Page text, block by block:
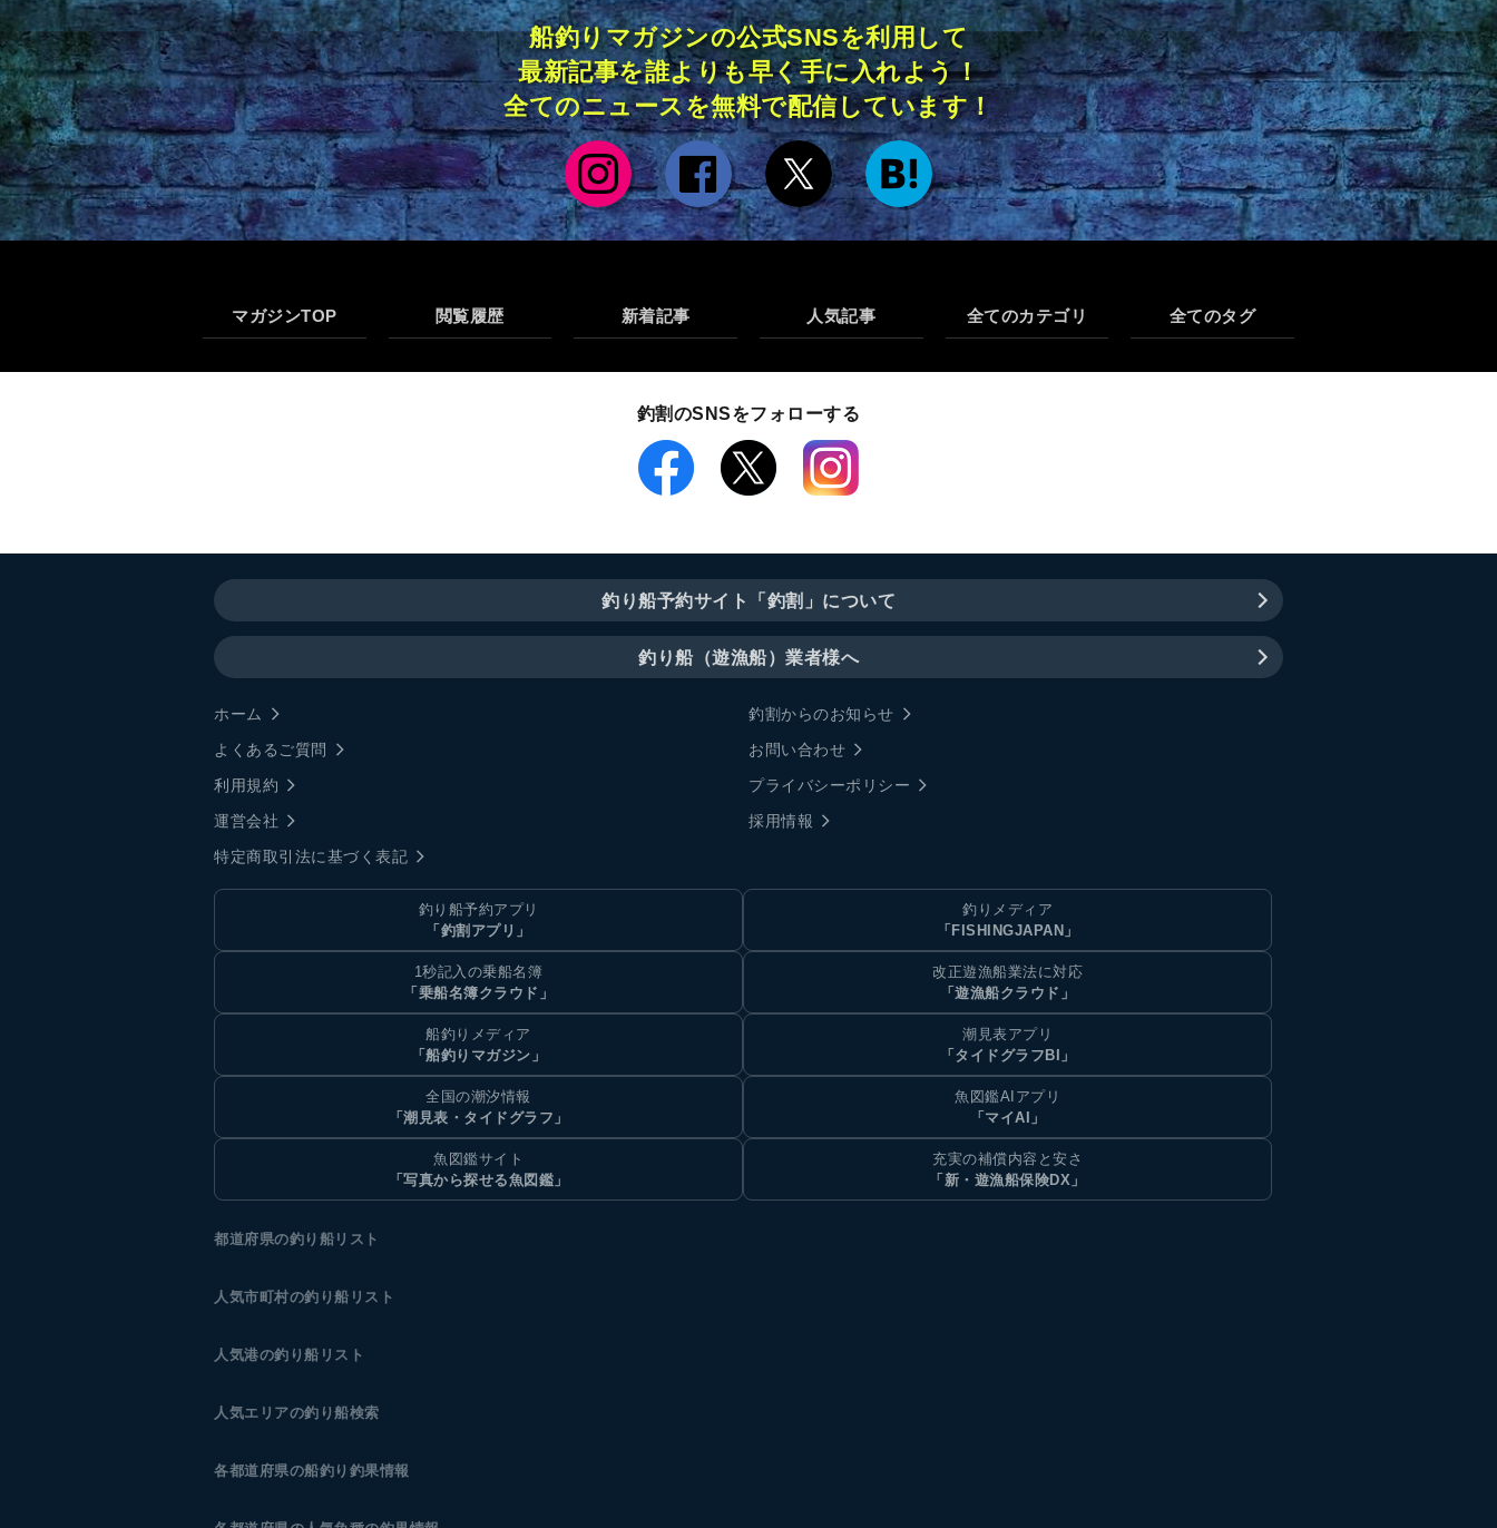
船釣りマガジンの公式SNSを利用して
最新記事を誰よりも早く手に入れよう！
全てのニュースを無料で配信しています！
マガジンTOP 閲覧履歴 新着記事 人気記事 全てのカテゴリ 全てのタグ
釣割のSNSをフォローする
釣り船予約サイト「釣割」について
釣り船（遊漁船）業者様へ
ホーム
釣割からのお知らせ
よくあるご質問
お問い合わせ
利用規約
プライバシーポリシー
運営会社
採用情報
特定商取引法に基づく表記
釣り船予約アプリ
「釣割アプリ」
釣りメディア
「FISHINGJAPAN」
1秒記入の乗船名簿
「乗船名簿クラウド」
改正遊漁船業法に対応
「遊漁船クラウド」
船釣りメディア
「船釣りマガジン」
潮見表アプリ
「タイドグラフBI」
全国の潮汐情報
「潮見表・タイドグラフ」
魚図鑑AIアプリ
「マイAI」
魚図鑑サイト
「写真から探せる魚図鑑」
充実の補償内容と安さ
「新・遊漁船保険DX」
都道府県の釣り船リスト
人気市町村の釣り船リスト
人気港の釣り船リスト
人気エリアの釣り船検索
各都道府県の船釣り釣果情報